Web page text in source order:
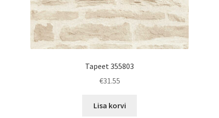
Tapeet 355803
€31.55
Lisa korvi